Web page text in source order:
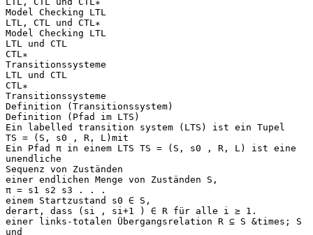
Model Checking LTL
LTL, CTL und CTL∗
Model Checking LTL
LTL und CTL
CTL∗
Transitionssysteme
LTL und CTL
CTL∗
Transitionssysteme
Definition (Transitionssystem)
Definition (Pfad im LTS)
Ein labelled transition system (LTS) ist ein Tupel
TS = (S, s0 , R, L)mit
Ein Pfad π in einem LTS TS = (S, s0 , R, L) ist eine
unendliche
Sequenz von Zuständen
einer endlichen Menge von Zuständen S,
π = s1 s2 s3 . . .
einem Startzustand s0 ∈ S,
derart, dass (si , si+1 ) ∈ R für alle i ≥ 1.
einer links-totalen Übergangsrelation R ⊆ S &times; S
und